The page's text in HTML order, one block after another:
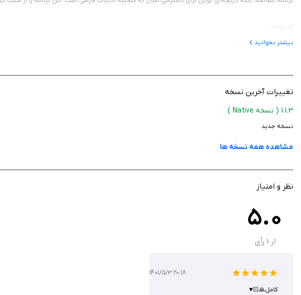
کد شامد:
1-1-743518-63-0-56
بیشتر بخوانید
تغییرات آخرین نسخه
1.1.3 ( نسخه Native )
نسخه جدید
مشاهده همه نسخه ها
نظر و امتیاز
5.0
از 1 رأی
1401/5/3 20:18
کامل🙏🏻♥️